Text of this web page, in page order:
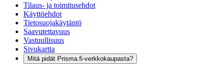
Tilaus- ja toimitusehdot
Käyttöehdot
Tietosuojakäytäntö
Saavutettavuus
Vastuullisuus
Sivukartta
Mitä pidät Prisma.fi-verkkokaupasta?